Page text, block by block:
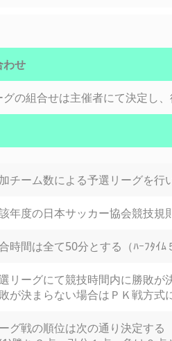
せ
の組合せは主催者にて決定し、
チーム数による予選リーグを行
年度の日本サッカー協会競技規
時間は全て50分とする（ﾊｰﾌﾀｲﾑ
リーグにて競技時間内に勝敗が
が決まらない場合はＰＫ戦方式
グ戦の順位は次の通り決定する